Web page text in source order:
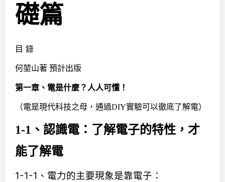
礎篇
目 錄
何堃山著 預計出版
第一章、電是什麼？人人可懂！
（電是現代科技之母，通過DIY實驗可以徹底了解電）
1-1、認識電：了解電子的特性，才
能了解電
1-1-1、電力的主要現象是靠電子：